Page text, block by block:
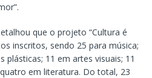
que o projeto “Cultura é
inscritos, sendo 25 para música;
plásticas; 11 em artes visuais; 11
em literatura. Do total, 23